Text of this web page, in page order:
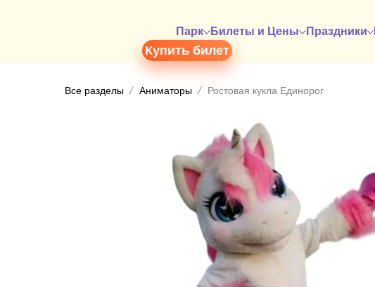
Парк Билеты и Цены Праздники
Купить билет
Все разделы Аниматоры Ростовая кукла Единорог